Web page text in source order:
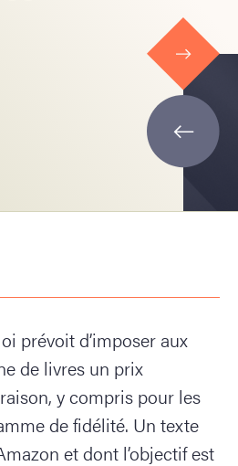
prévoit d’imposer aux
de livres un prix
y compris pour les
de fidélité. Un texte
et dont l’objectif est